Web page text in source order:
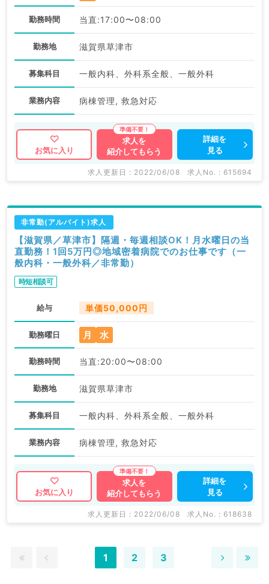
勤務時間 当直:17:00〜08:00
勤務地 滋賀県草津市
募集科目 一般内科、外科系全般、一般外科
業務内容 病棟管理, 救急対応
お気に入り
求人を
紹介してもらう
詳細を
見る
求人更新日 : 2022/06/08 求人No. : 615694
非常勤(アルバイト)求人
【滋賀県／草津市】隔週・毎週相談OK！月水曜日の当
直勤務！1回5万円◎地域密着病院でのお仕事です（一
般内科・一般外科／非常勤）
時短相談可
給与 単価50,000円
勤務曜日 月 水
勤務時間 当直:20:00〜08:00
勤務地 滋賀県草津市
募集科目 一般内科、外科系全般、一般外科
業務内容 病棟管理, 救急対応
お気に入り
求人を
紹介してもらう
詳細を
見る
求人更新日 : 2022/06/08 求人No. : 618638
1 2 3